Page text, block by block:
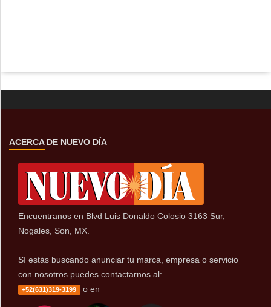
ACERCA DE NUEVO DÍA
Encuentranos en Blvd Luis Donaldo Colosio 3163 Sur,
Nogales, Son, MX.
Sí estás buscando anunciar tu marca, empresa o servicio
con nosotros puedes contactarnos al:
+52(631)319-3199 o en